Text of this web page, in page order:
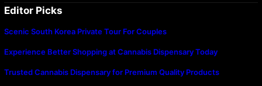
Editor Picks
Scenic South Korea Private Tour For Couples
Experience Better Shopping at Cannabis Dispensary Today
Trusted Cannabis Dispensary for Premium Quality Products